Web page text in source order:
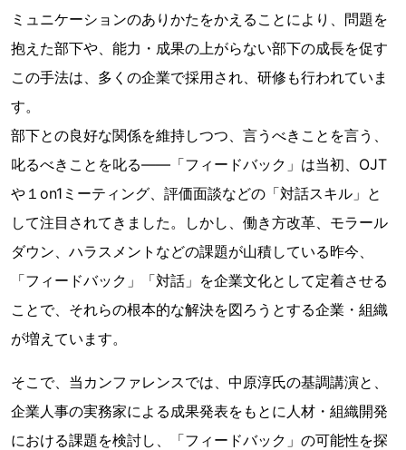
ミュニケーションのありかたをかえることにより、問題を
抱えた部下や、能力・成果の上がらない部下の成長を促す
この手法は、多くの企業で採用され、研修も行われていま
す。
部下との良好な関係を維持しつつ、言うべきことを言う、
叱るべきことを叱る――「フィードバック」は当初、OJT
や１on1ミーティング、評価面談などの「対話スキル」と
して注目されてきました。しかし、働き方改革、モラール
ダウン、ハラスメントなどの課題が山積している昨今、
「フィードバック」「対話」を企業文化として定着させる
ことで、それらの根本的な解決を図ろうとする企業・組織
が増えています。
そこで、当カンファレンスでは、中原淳氏の基調講演と、
企業人事の実務家による成果発表をもとに人材・組織開発
における課題を検討し、「フィードバック」の可能性を探